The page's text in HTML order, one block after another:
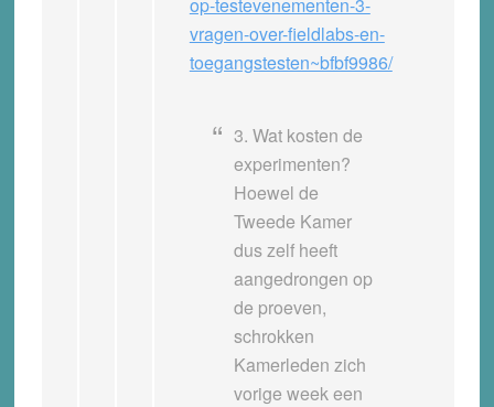
vragen-over-fieldlabs-en-
toegangstesten~bfbf9986/
3. Wat kosten de
experimenten?
Hoewel de
Tweede Kamer
dus zelf heeft
aangedrongen op
de proeven,
schrokken
Kamerleden zich
vorige week een